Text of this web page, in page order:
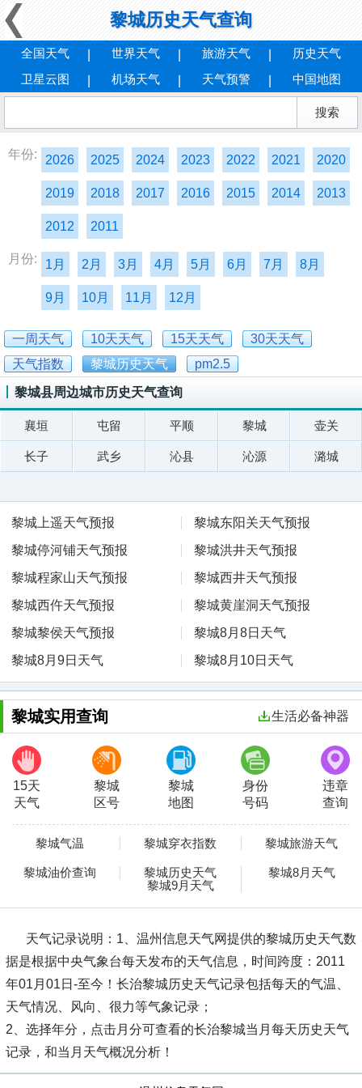
黎城历史天气查询
全国天气 世界天气 旅游天气
历史天气
卫星云图
机场天气 天气预警 中国地图
年份: 2026 2025 2024 2023 2022 2021 2020
2019 2018 2017 2016 2015 2014 2013
2012 2011
月份: 1月 2月 3月 4月 5月 6月 7月 8月
9月 10月 11月 12月
一周天气 10天天气 15天天气
30天天气
天气指数
黎城历史天气 pm2.5
黎城县周边城市历史天气查询
襄垣 屯留 平顺 黎城 壶关
长子 武乡 沁县 沁源 潞城
黎城上遥天气预报
黎城东阳关天气预报
黎城停河铺天气预报
黎城洪井天气预报
黎城程家山天气预报
黎城西井天气预报
黎城西仵天气预报
黎城黄崖洞天气预报
黎城黎侯天气预报
黎城8月8日天气
黎城8月9日天气
黎城8月10日天气
黎城实用查询 生活必备神器
15天
天气
黎城
区号
黎城
地图
身份
号码
违章
查询
黎城气温 黎城穿衣指数 黎城旅游天气
黎城油价查询 黎城历史天气
黎城8月天气
黎城9月天气
天气记录说明： 1、温州信息天气网提供的黎城历史天气数
据是根据中央气象台每天发布的天气信息，时间跨度：2011
年01月01日-至今！长治黎城历史天气记录包括每天的气温、
天气情况、风向、很力等气象记录；
2、选择年分，点击月分可查看的长治黎城当月每天历史天气
记录，和当月天气概况分析！